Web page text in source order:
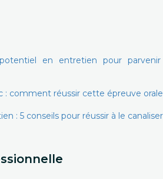
en entretien pour
: comment réussir cette épreuve orale
: 5 conseils pour réussir à le canaliser